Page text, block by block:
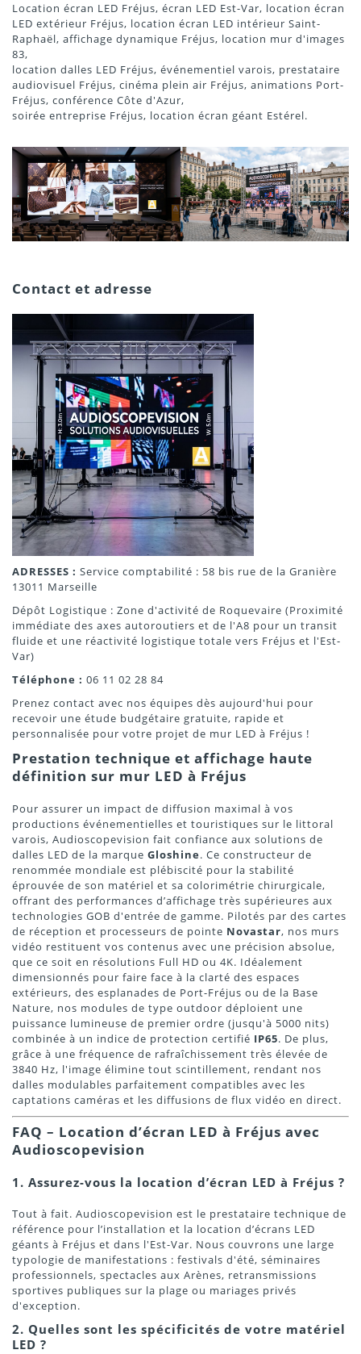
Location écran LED Fréjus, écran LED Est-Var, location écran
LED extérieur Fréjus, location écran LED intérieur Saint-
Raphaël, affichage dynamique Fréjus, location mur d'images
83,
location dalles LED Fréjus, événementiel varois, prestataire
audiovisuel Fréjus, cinéma plein air Fréjus, animations Port-
Fréjus, conférence Côte d'Azur,
soirée entreprise Fréjus, location écran géant Estérel.
Contact et adresse
ADRESSES : Service comptabilité : 58 bis rue de la Granière
13011 Marseille
Dépôt Logistique : Zone d'activité de Roquevaire (Proximité
immédiate des axes autoroutiers et de l'A8 pour un transit
fluide et une réactivité logistique totale vers Fréjus et l'Est-
Var)
Téléphone : 06 11 02 28 84
Prenez contact avec nos équipes dès aujourd'hui pour
recevoir une étude budgétaire gratuite, rapide et
personnalisée pour votre projet de mur LED à Fréjus !
Prestation technique et affichage haute
définition sur mur LED à Fréjus
Pour assurer un impact de diffusion maximal à vos
productions événementielles et touristiques sur le littoral
varois, Audioscopevision fait confiance aux solutions de
dalles LED de la marque Gloshine. Ce constructeur de
renommée mondiale est plébiscité pour la stabilité
éprouvée de son matériel et sa colorimétrie chirurgicale,
offrant des performances d’affichage très supérieures aux
technologies GOB d'entrée de gamme. Pilotés par des cartes
de réception et processeurs de pointe Novastar, nos murs
vidéo restituent vos contenus avec une précision absolue,
que ce soit en résolutions Full HD ou 4K. Idéalement
dimensionnés pour faire face à la clarté des espaces
extérieurs, des esplanades de Port-Fréjus ou de la Base
Nature, nos modules de type outdoor déploient une
puissance lumineuse de premier ordre (jusqu'à 5000 nits)
combinée à un indice de protection certifié IP65. De plus,
grâce à une fréquence de rafraîchissement très élevée de
3840 Hz, l'image élimine tout scintillement, rendant nos
dalles modulables parfaitement compatibles avec les
captations caméras et les diffusions de flux vidéo en direct.
FAQ – Location d’écran LED à Fréjus avec
Audioscopevision
1. Assurez-vous la location d’écran LED à Fréjus ?
Tout à fait. Audioscopevision est le prestataire technique de
référence pour l’installation et la location d’écrans LED
géants à Fréjus et dans l'Est-Var. Nous couvrons une large
typologie de manifestations : festivals d'été, séminaires
professionnels, spectacles aux Arènes, retransmissions
sportives publiques sur la plage ou mariages privés
d'exception.
2. Quelles sont les spécificités de votre matériel
LED ?